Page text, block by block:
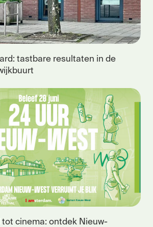
tastbare resultaten in de
tot cinema: ontdek Nieuw-